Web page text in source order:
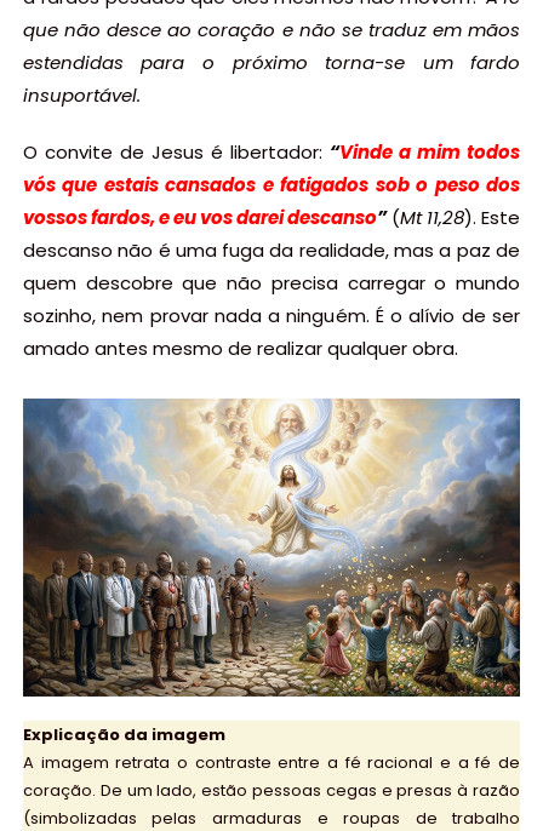
que não desce ao coração e não se traduz em mãos
estendidas para o próximo torna-se um fardo
insuportável.
O convite de Jesus é libertador: “Vinde a mim todos
vós que estais cansados e fatigados sob o peso dos
vossos fardos, e eu vos darei descanso”(Mt 11,28). Este
descanso não é uma fuga da realidade, mas a paz de
quem descobre que não precisa carregar o mundo
sozinho, nem provar nada a ninguém. É o alívio de ser
amado antes mesmo de realizar qualquer obra.
Explicação da imagem
A imagem retrata o contraste entre a fé racional e a fé de
coração. De um lado, estão pessoas cegas e presas à razão
(simbolizadas pelas armaduras e roupas de trabalho